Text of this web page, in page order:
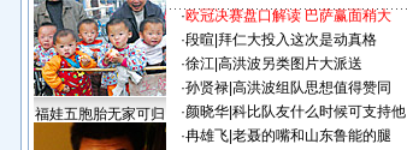
福娃五胞胎无家可归
·欧冠决赛盘口解读 巴萨赢面稍大
·段暄 拜仁大投入这次是动真格
·徐江| 高洪波另类图片大派送
·孙贤禄| 高洪波组队思想值得赞同
·颜晓华| 科比队友什么时候可支持他
·冉雄飞| 老聂的嘴和山东鲁能的腿